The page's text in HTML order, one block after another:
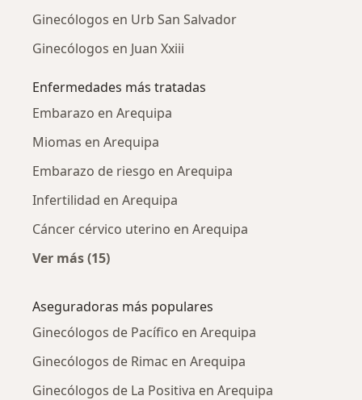
Ginecólogos en Urb San Salvador
Ginecólogos en Juan Xxiii
Enfermedades más tratadas
Embarazo en Arequipa
Miomas en Arequipa
Embarazo de riesgo en Arequipa
Infertilidad en Arequipa
Cáncer cérvico uterino en Arequipa
Ver más (15)
Aseguradoras más populares
Ginecólogos de Pacífico en Arequipa
Ginecólogos de Rimac en Arequipa
Ginecólogos de La Positiva en Arequipa